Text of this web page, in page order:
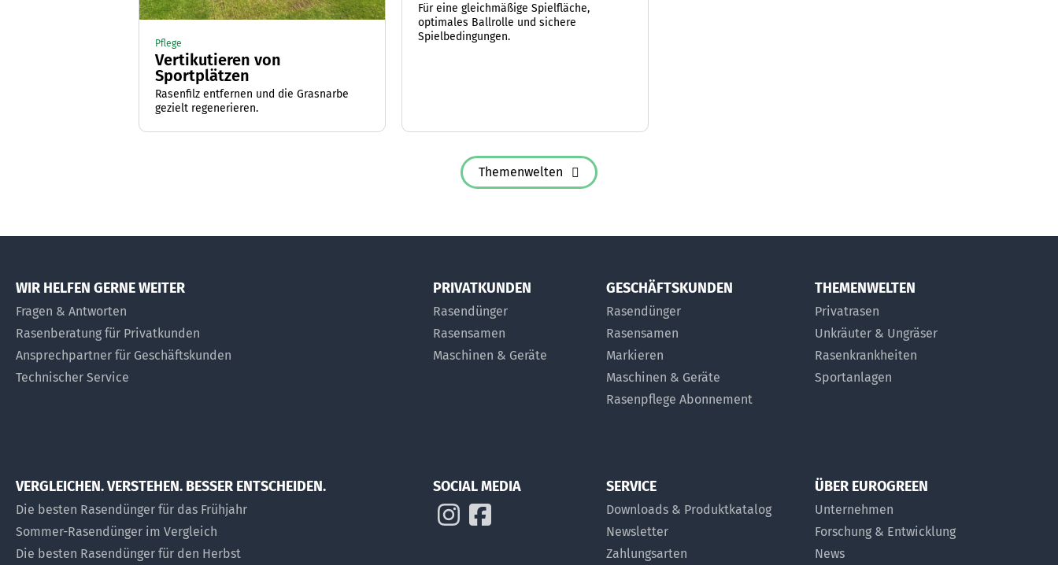
Pflege
Vertikutieren von
Sportplätzen
Rasenfilz entfernen und die Grasnarbe
gezielt regenerieren.
Für eine gleichmäßige Spielfläche,
optimales Ballrolle und sichere
Spielbedingungen.
Themenwelten
WIR HELFEN GERNE WEITER
Fragen & Antworten
Rasenberatung für Privatkunden
Ansprechpartner für Geschäftskunden
Technischer Service
PRIVATKUNDEN
Rasendünger
Rasensamen
Maschinen & Geräte
GESCHÄFTSKUNDEN
Rasendünger
Rasensamen
Markieren
Maschinen & Geräte
Rasenpflege Abonnement
THEMENWELTEN
Privatrasen
Unkräuter & Ungräser
Rasenkrankheiten
Sportanlagen
VERGLEICHEN. VERSTEHEN. BESSER ENTSCHEIDEN.
Die besten Rasendünger für das Frühjahr
Sommer-Rasendünger im Vergleich
Die besten Rasendünger für den Herbst
SOCIAL MEDIA SERVICE
Downloads & Produktkatalog
Newsletter
Zahlungsarten
ÜBER EUROGREEN
Unternehmen
Forschung & Entwicklung
News